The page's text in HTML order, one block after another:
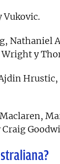
Vukovic.
Nathaniel
y
Hrustic,